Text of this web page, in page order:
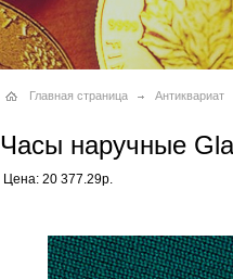
Главная страница Антиквариат
Часы наручные
Цена: 20 377.29р.